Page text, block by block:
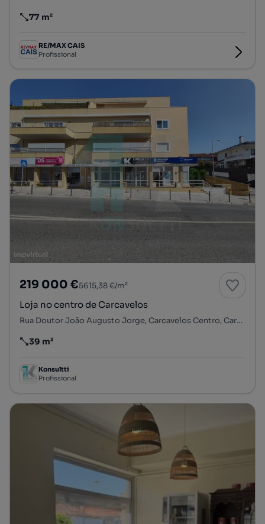
Preço por metro quadrado
77 m²
RE/MAX CAIS
Profissional
219 000 €5615,38 €/m²
Loja no centro de Carcavelos
Rua Doutor João Augusto Jorge, Carcavelos Centro, Carcavelos e Parede, Cascais, Lisboa
Preço por metro quadrado
39 m²
Konsultti
Profissional